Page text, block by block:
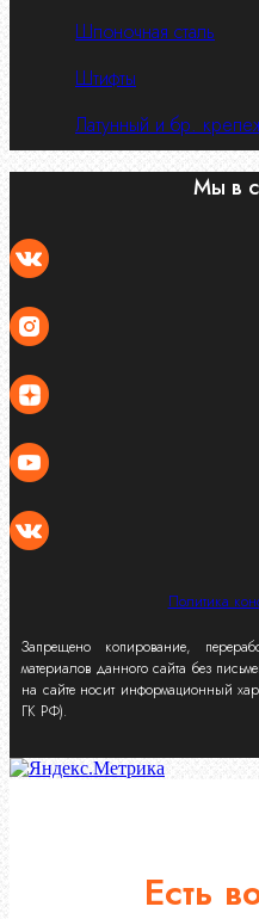
Шпоночная сталь
Штифты
Латунный и бр.
Мы в
Политика
Запрещено копирование,
материалов данного сайта без
на сайте носит информационный
ГК РФ).
Есть